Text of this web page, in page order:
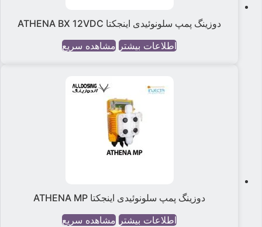
دوزینگ پمپ سلونوئیدی اینجکتا ATHENA BX 12VDC
اطلاعات بیشتر مشاهده سریع
دوزینگ پمپ سلونوئیدی اینجکتا ATHENA MP
اطلاعات بیشتر مشاهده سریع